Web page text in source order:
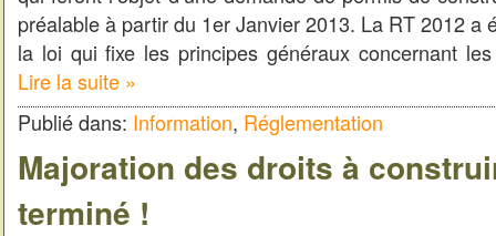
préalable à partir du 1er Janvier 2013. La RT 2012
la loi qui fixe les principes généraux concernant
Lire la suite »
Publié dans: Information, Réglementation
Majoration des droits à
terminé !